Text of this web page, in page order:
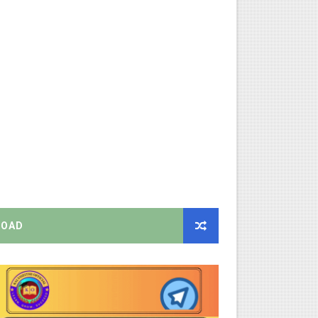
முதலமைச்சரின் நிலையான ஆணைகள் (TN Govt Standing
வெளியிட்ட முக்கிய அறிவிப்பு!
முழு அமர்வு தீர்ப்பு விவரங்கள்!